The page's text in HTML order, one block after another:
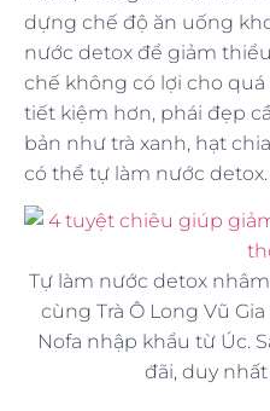
dựng chế độ ăn uống
nước detox để giảm
chế không có lợi cho
tiết kiệm hơn, phái đẹp
bản như trà xanh, hạt
có thể tự làm nước detox.
Tự làm nước detox
cùng Trà Ô Long Vũ
Nofa nhập khẩu từ Úc.
đãi, duy